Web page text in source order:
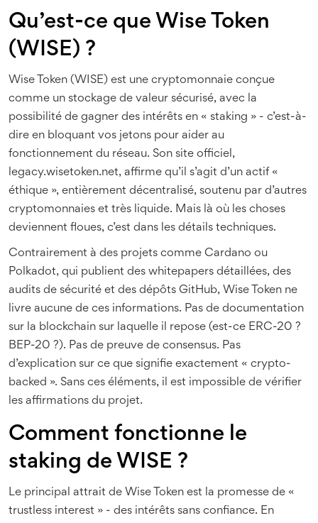
Qu’est-ce que Wise Token
(WISE) ?
Wise Token (WISE) est une cryptomonnaie conçue
comme un stockage de valeur sécurisé, avec la
possibilité de gagner des intérêts en « staking » - c’est-à-
dire en bloquant vos jetons pour aider au
fonctionnement du réseau. Son site officiel,
legacy.wisetoken.net, affirme qu’il s’agit d’un actif «
éthique », entièrement décentralisé, soutenu par d’autres
cryptomonnaies et très liquide. Mais là où les choses
deviennent floues, c’est dans les détails techniques.
Contrairement à des projets comme Cardano ou
Polkadot, qui publient des whitepapers détaillées, des
audits de sécurité et des dépôts GitHub, Wise Token ne
livre aucune de ces informations. Pas de documentation
sur la blockchain sur laquelle il repose (est-ce ERC-20 ?
BEP-20 ?). Pas de preuve de consensus. Pas
d’explication sur ce que signifie exactement « crypto-
backed ». Sans ces éléments, il est impossible de vérifier
les affirmations du projet.
Comment fonctionne le
staking de WISE ?
Le principal attrait de Wise Token est la promesse de «
trustless interest » - des intérêts sans confiance. En